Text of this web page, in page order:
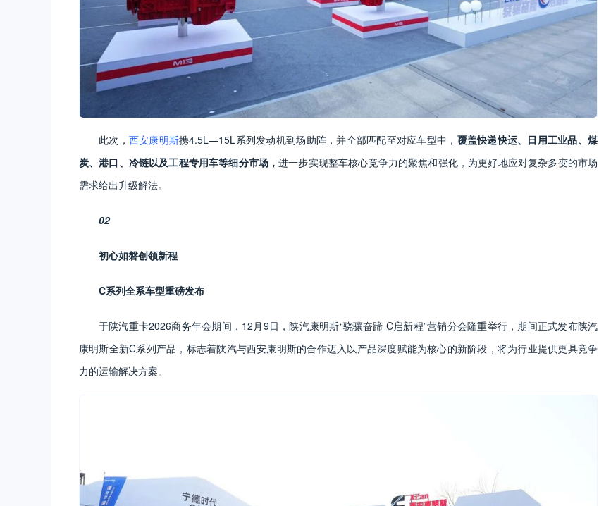
此次， 西安康明斯携4.5L—15L系列发动机到场助阵，并全部匹配至对应车型中， 覆盖快递快运、日用工业品、煤
炭、港口、冷链以及工程专用车等细分市场，进一步实现整车核心竞争力的聚焦和强化，为更好地应对复杂多变的市场
需求给出升级解法。
02
初心如磐创领新程
C系列全系车型重磅发布
于陕汽重卡2026商务年会期间，12月9日，陕汽康明斯“骁骧奋蹄 C启新程”营销分会隆重举行，期间正式发布陕汽
康明斯全新C系列产品，标志着陕汽与西安康明斯的合作迈入以产品深度赋能为核心的新阶段，将为行业提供更具竞争
力的运输解决方案。